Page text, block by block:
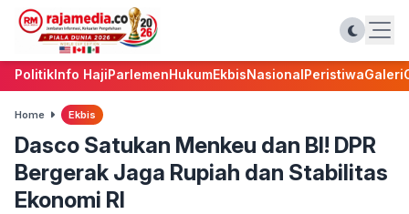
PolitikInfo HajiParlemenHukumEkbisNasionalPeristiwaGaleri
Home Ekbis
Dasco Satukan Menkeu dan BI! DPR
Bergerak Jaga Rupiah dan Stabilitas
Ekonomi RI